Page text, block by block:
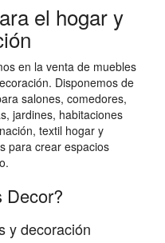
el hogar y
en la venta de muebles
Disponemos de
salones, comedores,
jardines, habitaciones
textil hogar y
para crear espacios
Decor?
y decoración